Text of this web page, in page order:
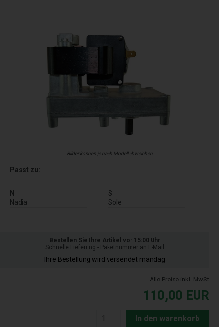
Bilder können je nach Modell abweichen
Passt zu:
N
Nadia
S
Sole
Bestellen Sie Ihre Artikel vor 15:00 Uhr
Schnelle Lieferung - Paketnummer an E-Mail
Ihre Bestellung wird versendet mandag
Alle Preise inkl. MwSt
110,00 EUR
In den warenkorb